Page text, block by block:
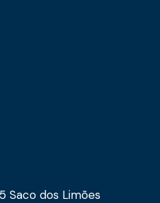
Saco dos Limões